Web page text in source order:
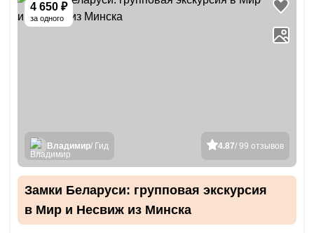
4 650 ₽
за одного
4.87/ 99 отзывов
Владимир/ Гид
Замки Беларуси: групповая экскурсия
в Мир и Несвиж из Минска